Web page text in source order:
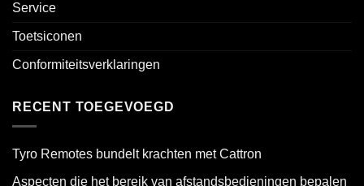
Service
Toetsiconen
Conformiteitsverklaringen
RECENT TOEGEVOEGD
Tyro Remotes bundelt krachten met Cattron
Aspecten die het bereik van afstandsbedieningen bepalen